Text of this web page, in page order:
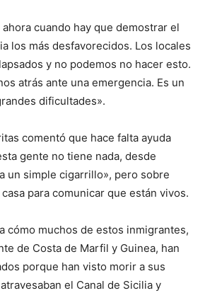
cuando hay que demostrar el
los más desfavorecidos. Los locales
y no podemos no hacer esto.
atrás ante una emergencia. Es un
dificultades».
comentó que hace falta ayuda
gente no tiene nada, desde
un simple cigarrillo», pero sobre
para comunicar que están vivos.
cómo muchos de estos inmigrantes,
de Costa de Marfil y Guinea, han
porque han visto morir a sus
el Canal de Sicilia y